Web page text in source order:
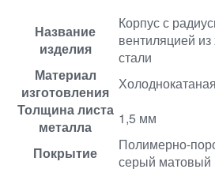
Название
изделия
Корпус с
вентиляцией
стали
Материал
изготовления
Толщина листа
металла
1,5 мм
Покрытие
Полимерно-
серый матовый